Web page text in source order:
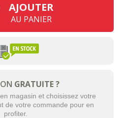
AJOUTER
AU PANIER
GRATUITE ?
magasin et choisissez votre
de votre commande pour en
profiter.